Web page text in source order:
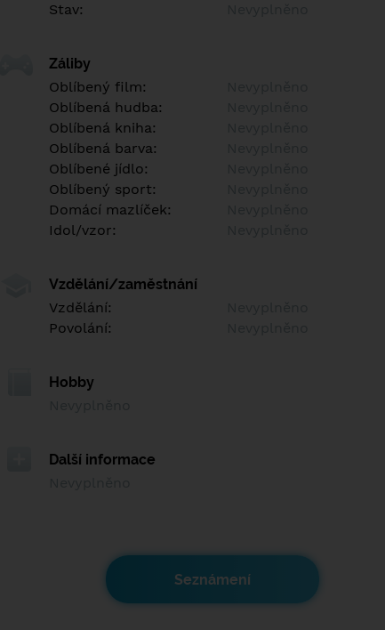
Stav:
Záliby
Oblíbený film:
Oblíbená hudba:
Oblíbená kniha:
Oblíbená barva:
Oblíbené jídlo:
Oblíbený sport:
Domácí mazlíček:
Idol/vzor:
Vzdělání/zaměstnání
Vzdělání:
Povolání:
Hobby
Další informace
Seznámení